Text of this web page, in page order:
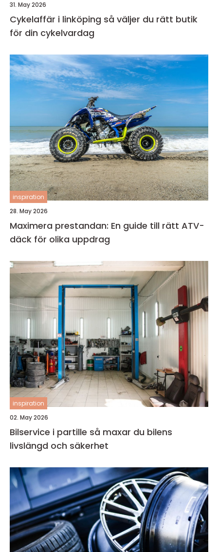
31. May 2026
Cykelaffär i linköping så väljer du rätt butik
för din cykelvardag
inspiration
28. May 2026
Maximera prestandan: En guide till rätt ATV-
däck för olika uppdrag
inspiration
02. May 2026
Bilservice i partille så maxar du bilens
livslängd och säkerhet